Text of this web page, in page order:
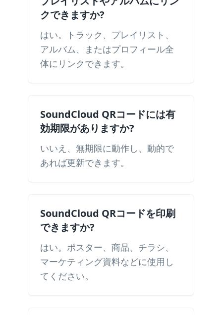
クできますか?
はい。トラック、プレイリスト、
アルバム、またはプロフィール全
体にリンクできます。
SoundCloud QRコードには有
効期限がありますか?
いいえ、無期限に動作し、動的で
あれば更新できます。
SoundCloud QRコードを印刷
できますか?
はい。ポスター、商品、チラシ、
マーケティング資料などに使用し
てください。